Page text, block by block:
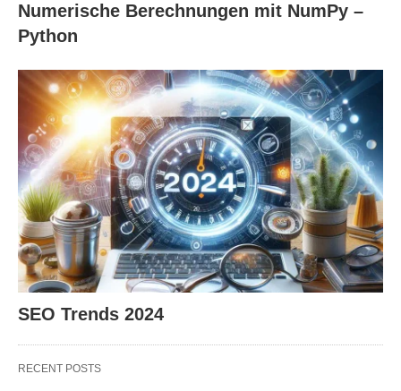
Numerische Berechnungen mit NumPy –
Python
SEO Trends 2024
RECENT POSTS